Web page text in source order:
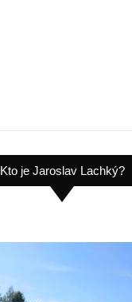
Kto je Jaroslav Lachký?